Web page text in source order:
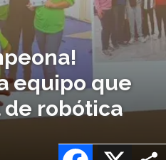
equipo que
robótica
X
Facebook